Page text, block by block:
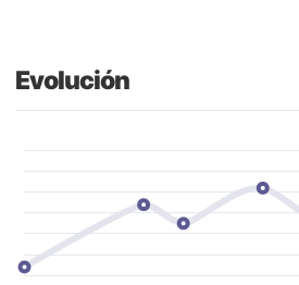
Evolución